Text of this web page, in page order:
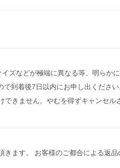
ズなどが極端に異なる等、明らか
到着後7日以内にお申し出くださ
きません。やむを得ずキャンセル
ます。 お客様のご都合による返